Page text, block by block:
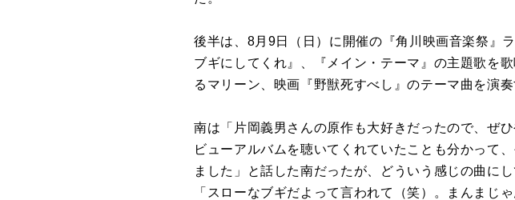
後半は、8月9日（日）に開催の『角川映画音楽祭』
ブギにしてくれ』、『メイン・テーマ』の主題歌を
るマリーン、映画『野獣死すべし』のテーマ曲を演
南は「片岡義男さんの原作も大好きだったので、ぜ
ビューアルバムを聴いてくれていたことも分かって
ました」と話した南だったが、どういう感じの曲に
「スローなブギだよって言われて（笑）。まんまじ